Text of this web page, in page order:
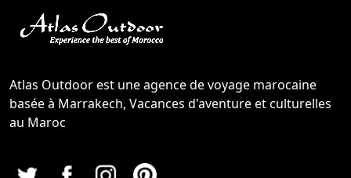
Atlas Outdoor est une agence de voyage marocaine
basée à Marrakech, Vacances d'aventure et culturelles
au Maroc